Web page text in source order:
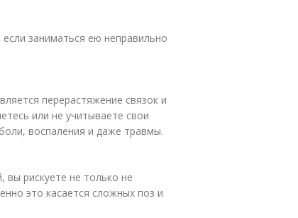
заниматься ею неправильно
перерастяжение связок и
или не учитываете свои
воспаления и даже травмы.
вы рискуете не только не
это касается сложных поз и